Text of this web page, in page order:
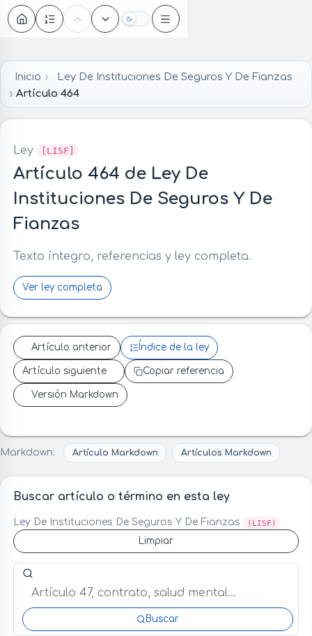
Oscuro
Inicio
Ley De Instituciones De Seguros Y De Fianzas
Artículo 464
Ley [LISF]
Artículo 464 de Ley De
Instituciones De Seguros Y De
Fianzas
Texto íntegro, referencias y ley completa.
Ver ley completa
Artículo anterior Índice de la ley
Artículo siguiente Copiar referencia
Versión Markdown
Markdown: Artículo Markdown Artículos Markdown
Buscar artículo o término en esta ley
Ley De Instituciones De Seguros Y De Fianzas (LISF)
Limpiar
Buscar artículo o término en esta ley
Buscar